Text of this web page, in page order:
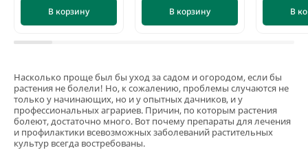
В корзину В корзину В
Насколько проще был бы уход за садом и огородом, если бы
растения не болели! Но, к сожалению, проблемы случаются не
только у начинающих, но и у опытных дачников, и у
профессиональных аграриев. Причин, по которым растения
болеют, достаточно много. Вот почему препараты для лечения
и профилактики всевозможных заболеваний растительных
культур всегда востребованы.